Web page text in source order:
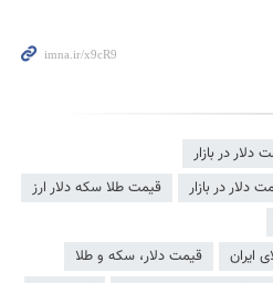
در بازار
در بازار
قیمت طلا سکه دلار ارز
ایران
قیمت دلار، سکه و طلا